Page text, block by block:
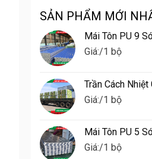
SẢN PHẨM MỚI
Mái Tôn PU 9
Giá:/1 bộ
Trần Cách
Giá:/1 bộ
Mái Tôn PU 5
Giá:/1 bộ